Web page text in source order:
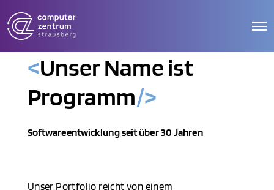
O
e
<Unser Name ist
Programm/>
Softwareentwicklung seit über 30 Jahren
Unser Portfolio reicht von einem